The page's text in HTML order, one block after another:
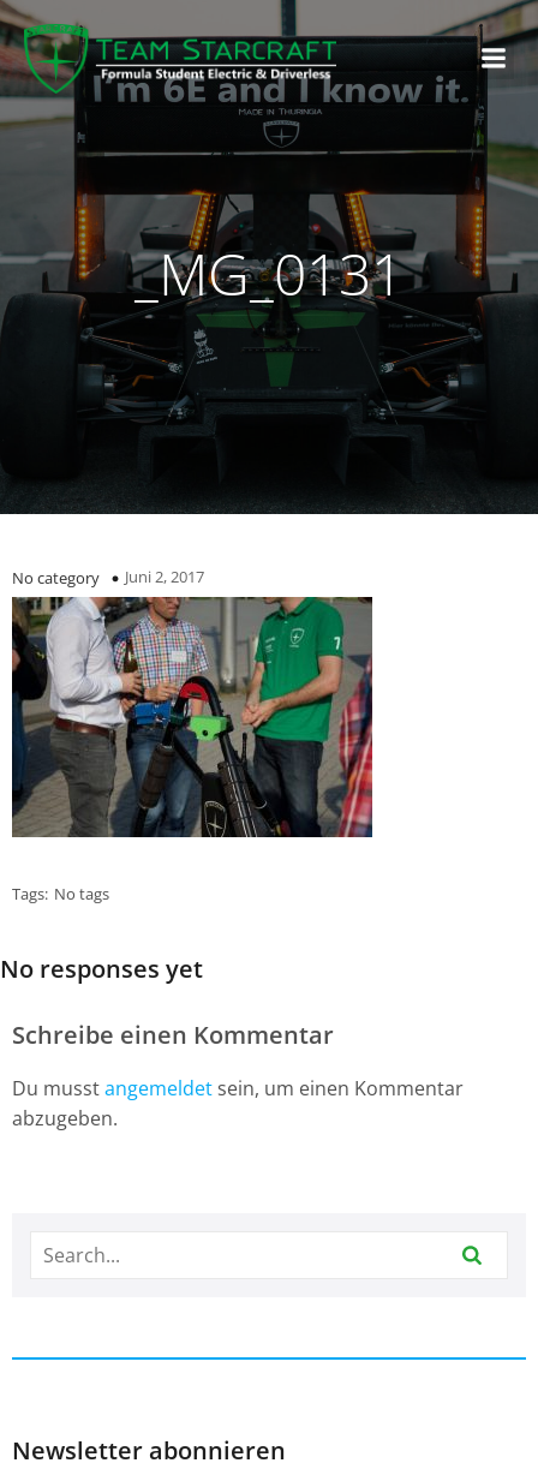
_MG_0131
No category Juni 2, 2017
Tags: No tags
No responses yet
Schreibe einen Kommentar
Du musstangemeldet sein, um einen Kommentar
abzugeben.
Newsletter abonnieren